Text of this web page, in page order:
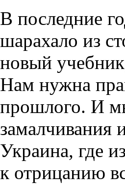
В последние
шарахало из
новый
Нам нужна
прошлого. И
Украина, где
к отрицанию